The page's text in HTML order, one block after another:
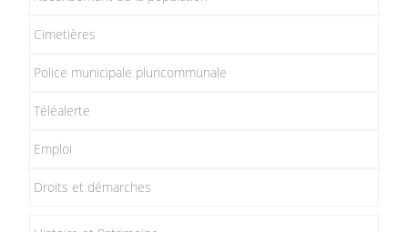
Cimetières
Police municipale pluricommunale
Téléalerte
Emploi
Droits et démarches